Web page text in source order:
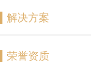
解决方案
荣誉资质